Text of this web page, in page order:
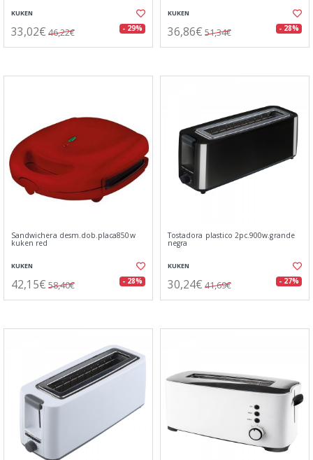
KUKEN
33,02€ 46,22€ - 29%
KUKEN
36,86€ 51,34€ - 28%
Sandwichera desm.dob.placa850w
kuken red
KUKEN
42,15€ 58,40€ - 28%
Tostadora plastico 2pc.900w.grande
negra
KUKEN
30,24€ 41,69€ - 27%